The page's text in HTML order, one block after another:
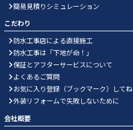
簡易見積りシミュレーション
こだわり
防水工事店による直接施工
防水工事は「下地が命！」
保証とアフターサービスについて
よくあるご質問
お気に入り登録（ブックマーク）してね
外装リフォームで失敗しないために
会社概要